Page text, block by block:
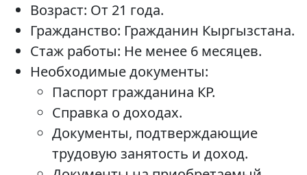
Возраст: От 21 года.
Гражданство: Гражданин Кыргызстана.
Стаж работы: Не менее 6 месяцев.
Необходимые документы:
Паспорт гражданина КР.
Справка о доходах.
Документы, подтверждающие
трудовую занятость и доход.